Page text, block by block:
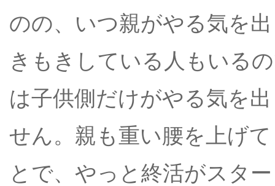
のの、いつ親がやる気を
きもきしている人もいる
は子供側だけがやる気を
せん。親も重い腰を上げ
とで、やっと終活がスタ